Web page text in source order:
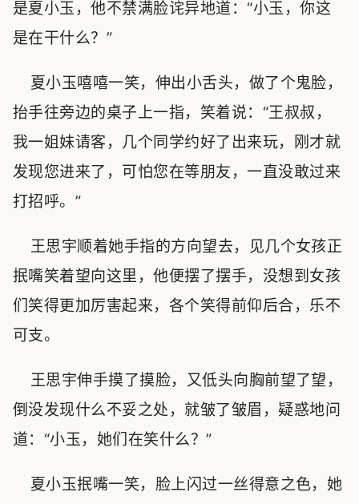
是夏小玉，他不禁满脸诧异地道：“小玉，你这
是在干什么？”
夏小玉嘻嘻一笑，伸出小舌头，做了个鬼脸，
抬手往旁边的桌子上一指，笑着说：“王叔叔，
我一姐妹请客，几个同学约好了出来玩，刚才就
发现您进来了，可怕您在等朋友，一直没敢过来
打招呼。”
王思宇顺着她手指的方向望去，见几个女孩正
抿嘴笑着望向这里，他便摆了摆手，没想到女孩
们笑得更加厉害起来，各个笑得前仰后合，乐不
可支。
王思宇伸手摸了摸脸，又低头向胸前望了望，
倒没发现什么不妥之处，就皱了皱眉，疑惑地问
道：“小玉，她们在笑什么？”
夏小玉抿嘴一笑，脸上闪过一丝得意之色，她